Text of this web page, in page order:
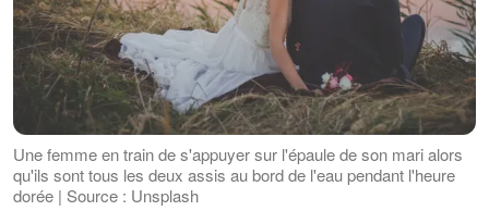
Une femme en train de s'appuyer sur l'épaule de son mari alors
qu'ils sont tous les deux assis au bord de l'eau pendant l'heure
dorée | Source : Unsplash